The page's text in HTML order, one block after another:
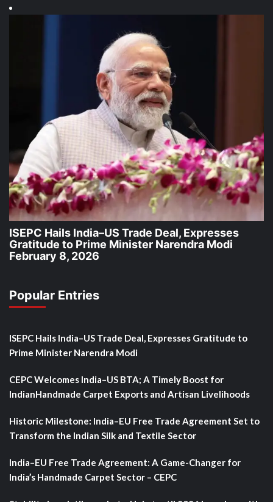
ISEPC Hails India–US Trade Deal, Expresses
Gratitude to Prime Minister Narendra Modi
February 8, 2026
Popular Entries
ISEPC Hails India–US Trade Deal, Expresses Gratitude to
Prime Minister Narendra Modi
CEPC Welcomes India–US BTA; A Timely Boost for
IndianHandmade Carpet Exports and Artisan Livelihoods
Historic Milestone: India–EU Free Trade Agreement Set to
Transform the Indian Silk and Textile Sector
India–EU Free Trade Agreement: A Game-Changer for
India’s Handmade Carpet Sector – CEPC